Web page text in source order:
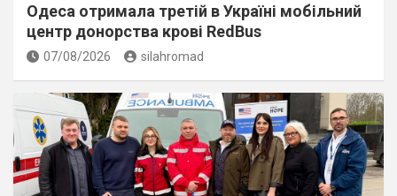
Одеса отримала третій в Україні мобільний
центр донорства крові RedBus
07/08/2026 silahromad